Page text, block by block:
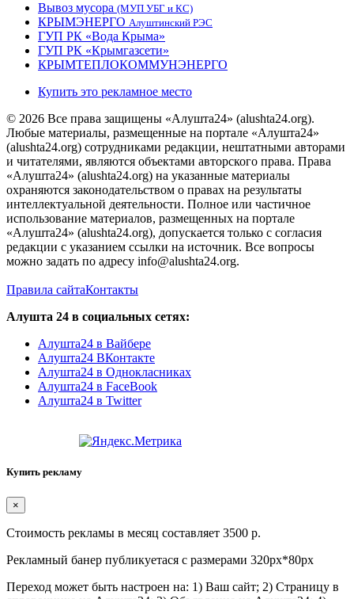
Вывоз мусора (МУП УБГ и КС)
КРЫМЭНЕРГО Алуштинский РЭС
ГУП РК «Вода Крыма»
ГУП РК «Крымгазсети»
КРЫМТЕПЛОКОММУНЭНЕРГО
Купить это рекламное место
© 2026 Все права защищены «Алушта24» (alushta24.org).
Любые материалы, размещенные на портале «Алушта24»
(alushta24.org) сотрудниками редакции, нештатными авторами
и читателями, являются объектами авторского права. Права
«Алушта24» (alushta24.org) на указанные материалы
охраняются законодательством о правах на результаты
интеллектуальной деятельности. Полное или частичное
использование материалов, размещенных на портале
«Алушта24» (alushta24.org), допускается только с согласия
редакции с указанием ссылки на источник. Все вопросы
можно задать по адресу info@alushta24.org.
Правила сайтаКонтакты
Алушта 24 в социальных сетях:
Алушта24 в Вайбере
Алушта24 ВКонтакте
Алушта24 в Однокласниках
Алушта24 в FaceBook
Алушта24 в Twitter
Купить рекламу
×
Стоимость рекламы в месяц составляет 3500 р.
Рекламный банер публикуетася с размерами 320px*80px
Переход может быть настроен на: 1) Ваш сайт; 2) Страницу в